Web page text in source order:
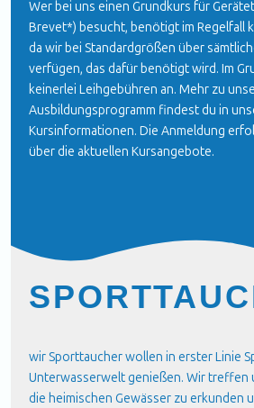
Wer bei uns einen Grundkurs für
Brevet*) besucht, benötigt im Regelfall
da wir bei Standardgrößen über
verfügen, das dafür benötigt wird. Im
keinerlei Leihgebühren an. Mehr zu
Ausbildungsprogramm findest du in
Kursinformationen. Die Anmeldung
über die aktuellen Kursangebote.
wir Sporttaucher wollen in erster Linie
Unterwasserwelt genießen. Wir treffen
die heimischen Gewässer zu erkunden